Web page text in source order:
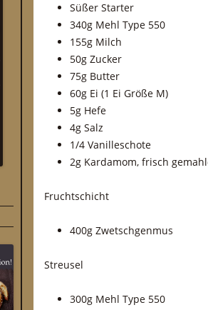
Süßer Starter
340g Mehl Type 550
155g Milch
50g Zucker
75g Butter
60g Ei (1 Ei Größe M)
5g Hefe
4g Salz
1/4 Vanilleschote
2g Kardamom, frisch
Fruchtschicht
400g Zwetschgenmus
Streusel
300g Mehl Type 550